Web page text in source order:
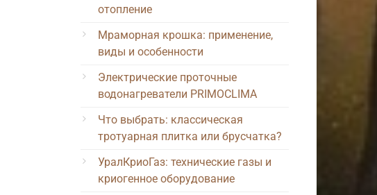
отопление
Мраморная крошка: применение,
виды и особенности
Электрические проточные
водонагреватели PRIMOCLIMA
Что выбрать: классическая
тротуарная плитка или брусчатка?
УралКриоГаз: технические газы и
криогенное оборудование